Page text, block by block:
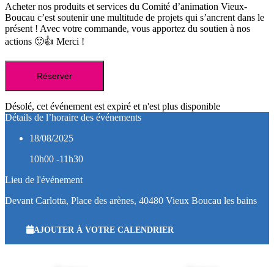
Acheter nos produits et services du Comité d’animation Vieux-
Boucau c’est soutenir une multitude de projets qui s’ancrent dans le
présent ! Avec votre commande, vous apportez du soutien à nos
actions 🙂👍 Merci !
Réserver
Désolé, cet événement est expiré et n'est plus disponible
Détails de l’horaire des événements
18/08/2025
10h00 -11h30
Lieu de l'événement
Devant Carlotta, Place des arènes, 40480 Vieux Boucau les bains
AJOUTER À VOTRE CALENDRIER